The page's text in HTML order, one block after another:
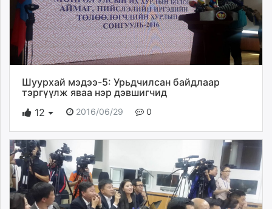
Шуурхай мэдээ-5: Урьдчилсан байдлаар
тэргүүлж яваа нэр дэвшигчид
12
2016/06/29 0